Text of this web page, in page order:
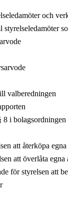
och
styrelseledamöter
valberedningen
8 i bolagsordningen
att återköpa
att överlåta egna
för styrelsen att